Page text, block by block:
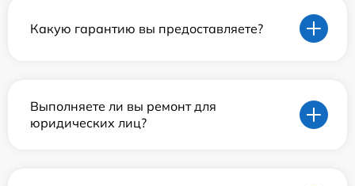
Какую гарантию вы предоставляете?
Выполняете ли вы ремонт для
юридических лиц?